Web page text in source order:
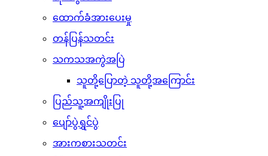
ထောက်ခံအားပေးမှု
တန်ပြန်သတင်း
သကသအကွဲအပြဲ
သူတို့ပြောတဲ့ သူတို့အကြောင်း
ပြည်သူ့အကျိုးပြု
ပျော်ပွဲရွှင်ပွဲ
အားကစားသတင်း